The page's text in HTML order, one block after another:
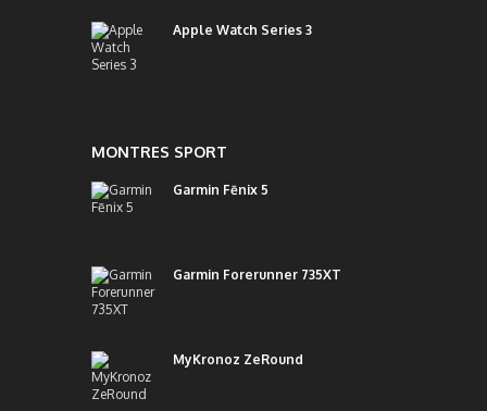
Apple Watch Series 3
MONTRES SPORT
Garmin Fēnix 5
Garmin Forerunner 735XT
MyKronoz ZeRound